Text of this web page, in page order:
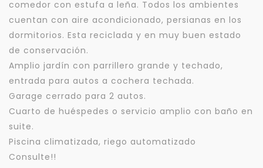
comedor con estufa a leña. Todos los ambientes
cuentan con aire acondicionado, persianas en los
dormitorios. Esta reciclada y en muy buen estado
de conservación.
Amplio jardín con parrillero grande y techado,
entrada para autos a cochera techada.
Garage cerrado para 2 autos.
Cuarto de huéspedes o servicio amplio con baño en
suite.
Piscina climatizada, riego automatizado
Consulte!!